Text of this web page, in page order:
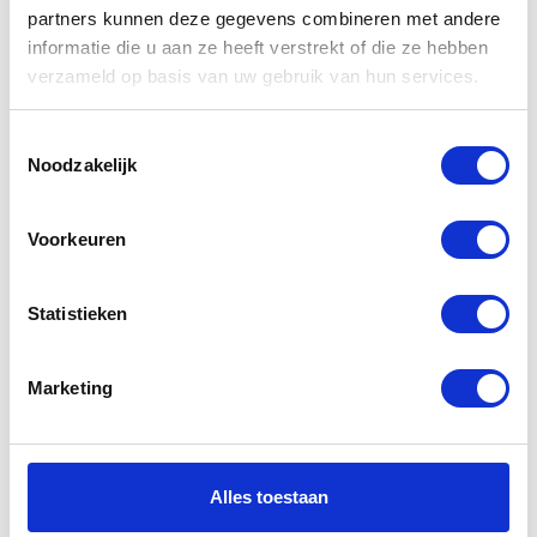
partners kunnen deze gegevens combineren met andere
informatie die u aan ze heeft verstrekt of die ze hebben
verzameld op basis van uw gebruik van hun services.
Noodzakelijk
Voorkeuren
Statistieken
Marketing
Alles toestaan
Gerelateerde
producten
Spidi Targa
399,95
Oorspronkelijke
Huidige
-44%
Rukka Sample
Jacket